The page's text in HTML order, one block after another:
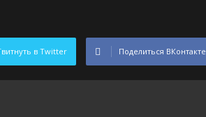
в Twitter Поделиться ВКонтакте